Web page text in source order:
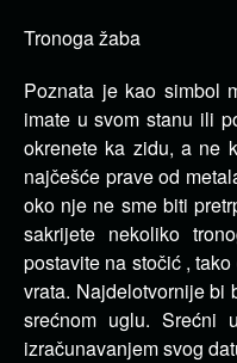
Tronoga žaba
Poznata je kao simbol
imate u svom stanu ili
okrenete ka zidu, a ne
najčešće prave od
oko nje ne sme biti
sakrijete nekoliko
postavite na stočić ,
vrata. Najdelotvornije bi
srećnom uglu. Srećni
izračunavanjem svog